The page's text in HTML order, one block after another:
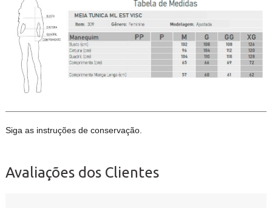
Siga as instruções de conservação.
Avaliações dos Clientes